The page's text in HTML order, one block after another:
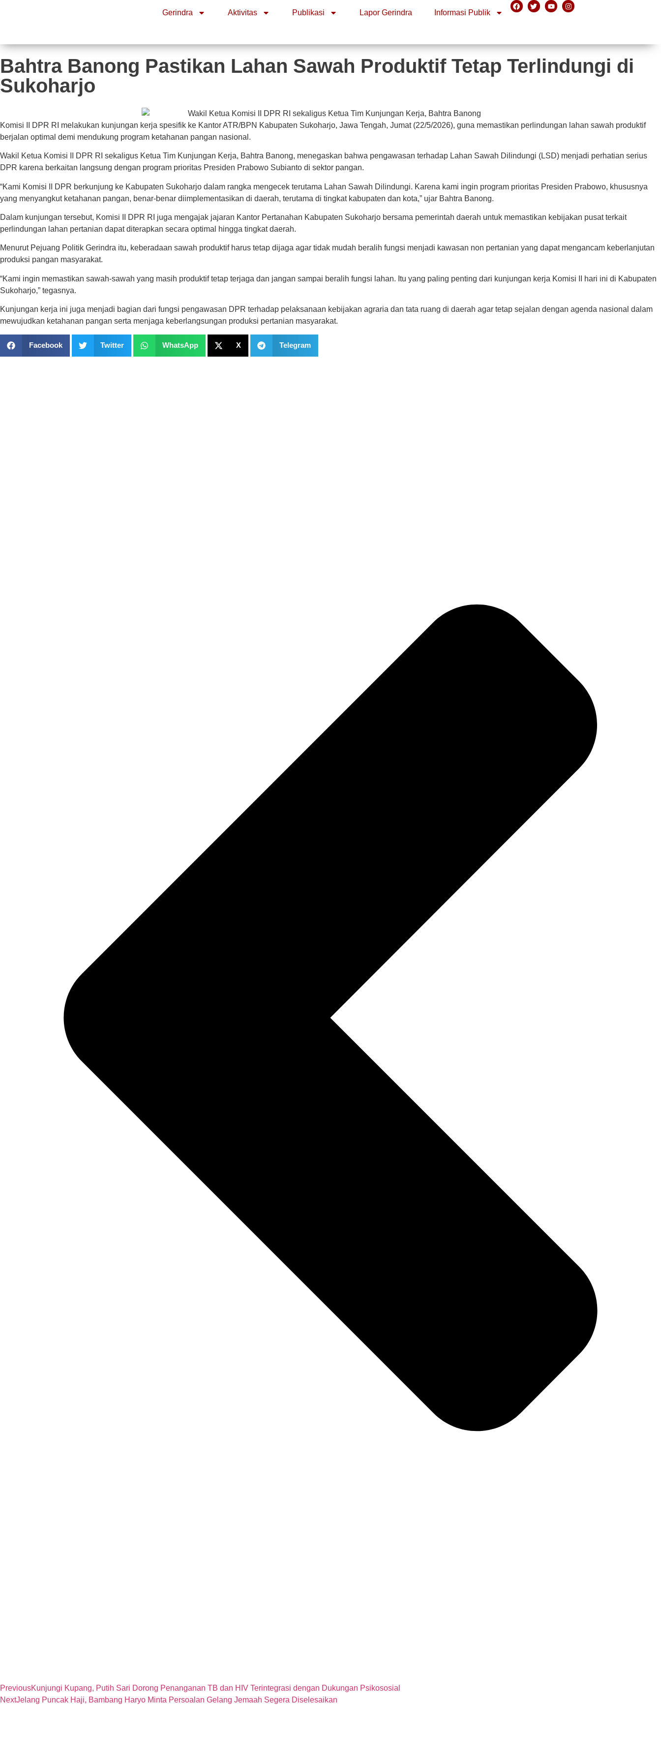
Gerindra Aktivitas Publikasi Lapor Gerindra Informasi Publik
Bahtra Banong Pastikan Lahan Sawah Produktif Tetap Terlindungi di
Sukoharjo
Komisi II DPR RI melakukan kunjungan kerja spesifik ke Kantor ATR/BPN Kabupaten Sukoharjo, Jawa Tengah, Jumat (22/5/2026), guna memastikan perlindungan lahan sawah produktif
berjalan optimal demi mendukung program ketahanan pangan nasional.
Wakil Ketua Komisi II DPR RI sekaligus Ketua Tim Kunjungan Kerja, Bahtra Banong, menegaskan bahwa pengawasan terhadap Lahan Sawah Dilindungi (LSD) menjadi perhatian serius
DPR karena berkaitan langsung dengan program prioritas Presiden Prabowo Subianto di sektor pangan.
“Kami Komisi II DPR berkunjung ke Kabupaten Sukoharjo dalam rangka mengecek terutama Lahan Sawah Dilindungi. Karena kami ingin program prioritas Presiden Prabowo, khususnya
yang menyangkut ketahanan pangan, benar-benar diimplementasikan di daerah, terutama di tingkat kabupaten dan kota,” ujar Bahtra Banong.
Dalam kunjungan tersebut, Komisi II DPR RI juga mengajak jajaran Kantor Pertanahan Kabupaten Sukoharjo bersama pemerintah daerah untuk memastikan kebijakan pusat terkait
perlindungan lahan pertanian dapat diterapkan secara optimal hingga tingkat daerah.
Menurut Pejuang Politik Gerindra itu, keberadaan sawah produktif harus tetap dijaga agar tidak mudah beralih fungsi menjadi kawasan non pertanian yang dapat mengancam keberlanjutan
produksi pangan masyarakat.
“Kami ingin memastikan sawah-sawah yang masih produktif tetap terjaga dan jangan sampai beralih fungsi lahan. Itu yang paling penting dari kunjungan kerja Komisi II hari ini di Kabupaten
Sukoharjo,” tegasnya.
Kunjungan kerja ini juga menjadi bagian dari fungsi pengawasan DPR terhadap pelaksanaan kebijakan agraria dan tata ruang di daerah agar tetap sejalan dengan agenda nasional dalam
mewujudkan ketahanan pangan serta menjaga keberlangsungan produksi pertanian masyarakat.
Facebook Twitter WhatsApp X Telegram
PreviousKunjungi Kupang, Putih Sari Dorong Penanganan TB dan HIV Terintegrasi dengan Dukungan Psikososial
NextJelang Puncak Haji, Bambang Haryo Minta Persoalan Gelang Jemaah Segera Diselesaikan